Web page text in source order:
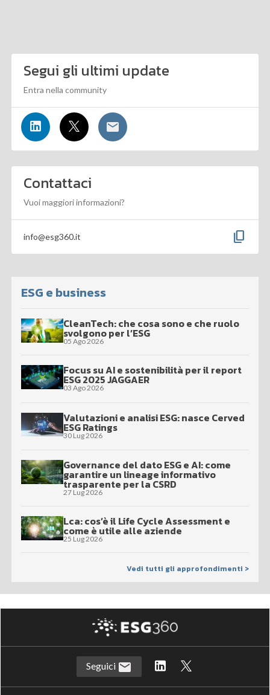
Segui gli ultimi update
Entra nella community
Contattaci
Vuoi maggiori informazioni?
info@esg360.it content_copy
ESG e business
CleanTech: che cosa sono e che ruolo
svolgono per l’ESG
05 Ago 2026
Focus su AI e sostenibilità per il report
ESG 2025 JAGGAER
03 Ago 2026
Valutazioni e analisi ESG: nasce Cerved
ESG Ratings
30 Lug 2026
Governance del dato ESG e AI: come
garantire un lineage informativo
trasparente per la CSRD
27 Lug 2026
Lca: cos’è il Life Cycle Assessment e
come è utile alle aziende
25 Lug 2026
Vedi tutti gli approfondimenti >
Seguici